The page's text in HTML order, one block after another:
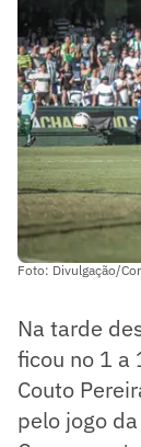
Foto: Divulgação/
Na tarde
ficou no 1 a
Couto
pelo jogo